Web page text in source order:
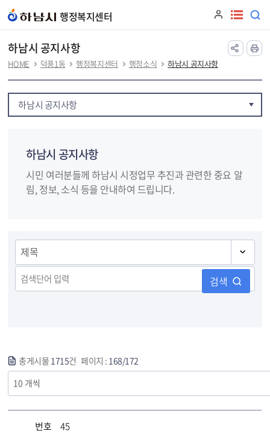
행정복지센터
하남시 공지사항
HOME 덕풍1동 행정복지센터 행정소식 하남시 공지사항
하남시 공지사항
하남시 공지사항
시민 여러분들께 하남시 시정업무 추진과 관련한 중요 알
림, 정보, 소식 등을 안내하여 드립니다.
검색
총게시물 1715건 페이지 : 168/172
번호
45